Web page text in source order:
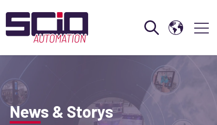
Open
Open search
News & Storys